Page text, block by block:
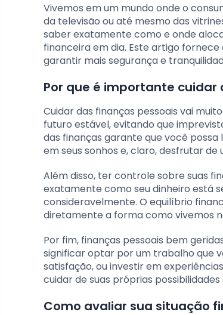
Vivemos em um mundo onde o
da televisão ou até mesmo das
saber exatamente como e onde
financeira em dia. Este artigo
garantir mais segurança e
Por que é importante cuidar
Cuidar das finanças pessoais vai
futuro estável, evitando que
das finanças garante que você
em seus sonhos e, claro, desfrutar
Além disso, ter controle sobre suas
exatamente como seu dinheiro está
consideravelmente. O equilíbrio
diretamente a forma como vivemos
Por fim, finanças pessoais bem
significar optar por um trabalho que
satisfação, ou investir em
cuidar de suas próprias
Como avaliar sua situação